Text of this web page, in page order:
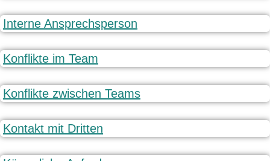
Interne Ansprechsperson
Konflikte im Team
Konflikte zwischen Teams
Kontakt mit Dritten